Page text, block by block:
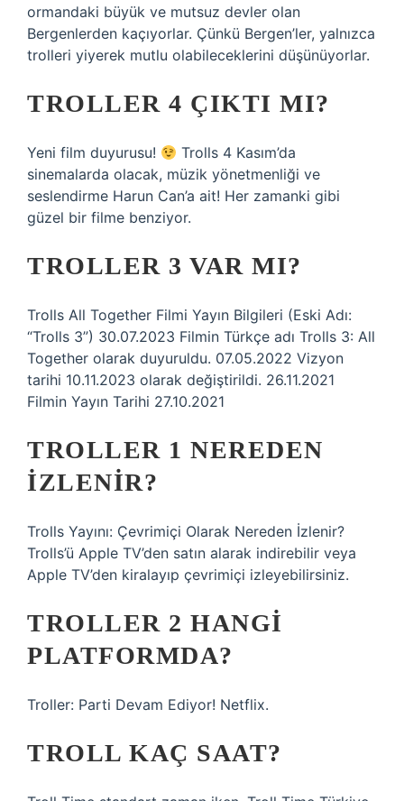
ormandaki büyük ve mutsuz devler olan
Bergenlerden kaçıyorlar. Çünkü Bergen’ler, yalnızca
trolleri yiyerek mutlu olabileceklerini düşünüyorlar.
TROLLER 4 ÇIKTI MI?
Yeni film duyurusu!
Trolls 4 Kasım’da
sinemalarda olacak, müzik yönetmenliği ve
seslendirme Harun Can’a ait! Her zamanki gibi
güzel bir filme benziyor.
TROLLER 3 VAR MI?
Trolls All Together Filmi Yayın Bilgileri (Eski Adı:
“Trolls 3”) 30.07.2023 Filmin Türkçe adı Trolls 3: All
Together olarak duyuruldu. 07.05.2022 Vizyon
tarihi 10.11.2023 olarak değiştirildi. 26.11.2021
Filmin Yayın Tarihi 27.10.2021
TROLLER 1 NEREDEN
IZLENIR?
Trolls Yayını: Çevrimiçi Olarak Nereden İzlenir?
Trolls’ü Apple TV’den satın alarak indirebilir veya
Apple TV’den kiralayıp çevrimiçi izleyebilirsiniz.
TROLLER 2 HANGI
PLATFORMDA?
Troller: Parti Devam Ediyor! Netflix.
TROLL KAÇ SAAT?